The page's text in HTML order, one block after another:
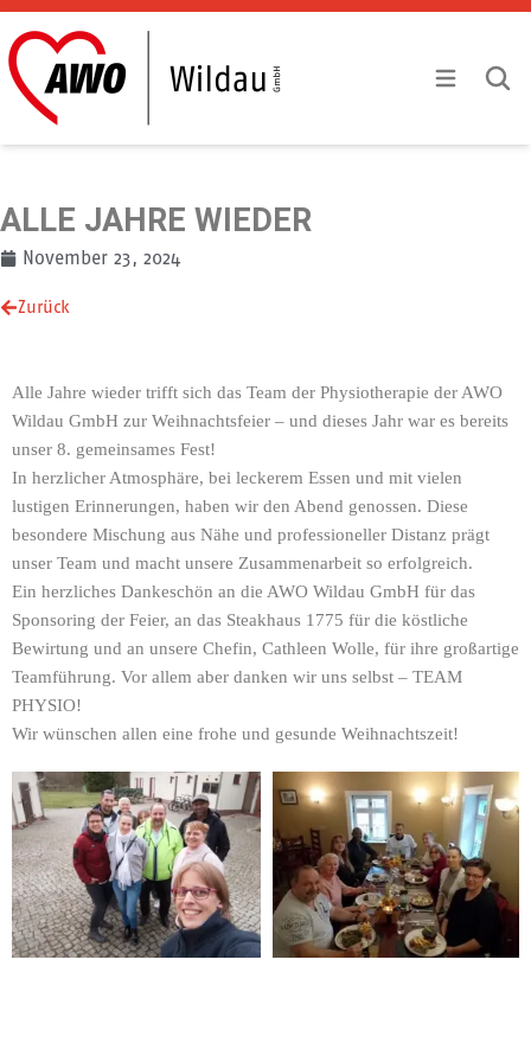
Zum Inhalt springen
Mobile Menu
ALLE JAHRE WIEDER
November 23, 2024
Zurück
Alle Jahre wieder trifft sich das Team der Physiotherapie der AWO
Wildau GmbH zur Weihnachtsfeier – und dieses Jahr war es bereits
unser 8. gemeinsames Fest!
In herzlicher Atmosphäre, bei leckerem Essen und mit vielen
lustigen Erinnerungen, haben wir den Abend genossen. Diese
besondere Mischung aus Nähe und professioneller Distanz prägt
unser Team und macht unsere Zusammenarbeit so erfolgreich.
Ein herzliches Dankeschön an die AWO Wildau GmbH für das
Sponsoring der Feier, an das Steakhaus 1775 für die köstliche
Bewirtung und an unsere Chefin, Cathleen Wolle, für ihre großartige
Teamführung. Vor allem aber danken wir uns selbst – TEAM
PHYSIO!
Wir wünschen allen eine frohe und gesunde Weihnachtszeit!